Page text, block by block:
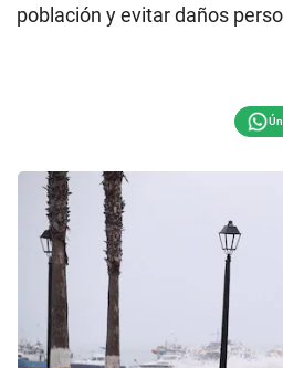
población y evitar daños